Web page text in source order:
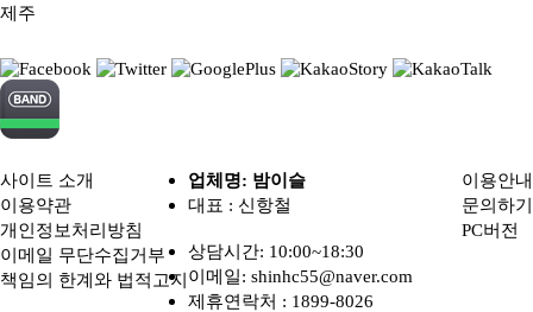
제주
사이트 소개
이용약관
개인정보처리방침
이메일 무단수집거부
책임의 한계와 법적고지
이용안내
문의하기
PC버전
업체명: 밤이슬
대표 : 신항철
상담시간: 10:00~18:30
이메일: shinhc55@naver.com
제휴연락처 : 1899-8026